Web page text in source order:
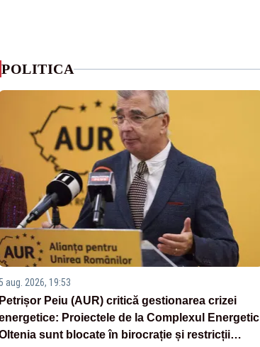
POLITICA
aug. 2026, 19:53
Petrișor Peiu (AUR) critică gestionarea crizei
Proiectele de la Complexul Energetic
sunt blocate în birocrație și restricții